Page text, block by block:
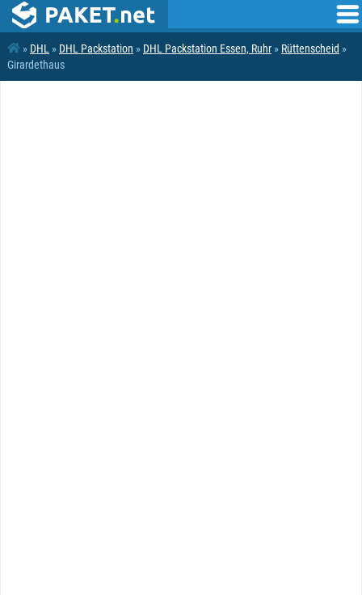
» DHL » DHL Packstation » DHL Packstation Essen, Ruhr » Rüttenscheid »
Girardethaus